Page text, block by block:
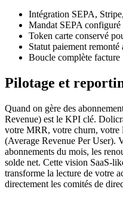
Intégration SEPA,
Mandat SEPA
Token carte conservé
Statut paiement
Boucle complète
Pilotage et
Quand on gère des
Revenue) est le KPI clé.
votre MRR, votre churn,
(Average Revenue Per User).
abonnements du mois, les
solde net. Cette vision SaaS-
transforme la lecture de votre
directement les comités de